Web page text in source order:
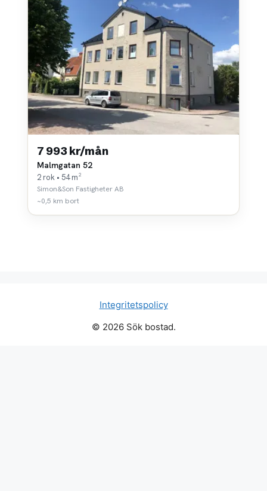
7 993 kr/mån
Malmgatan 52
2 rok • 54 m²
Simon&Son Fastigheter AB
~0,5 km bort
Integritetspolicy
© 2026 Sök bostad.